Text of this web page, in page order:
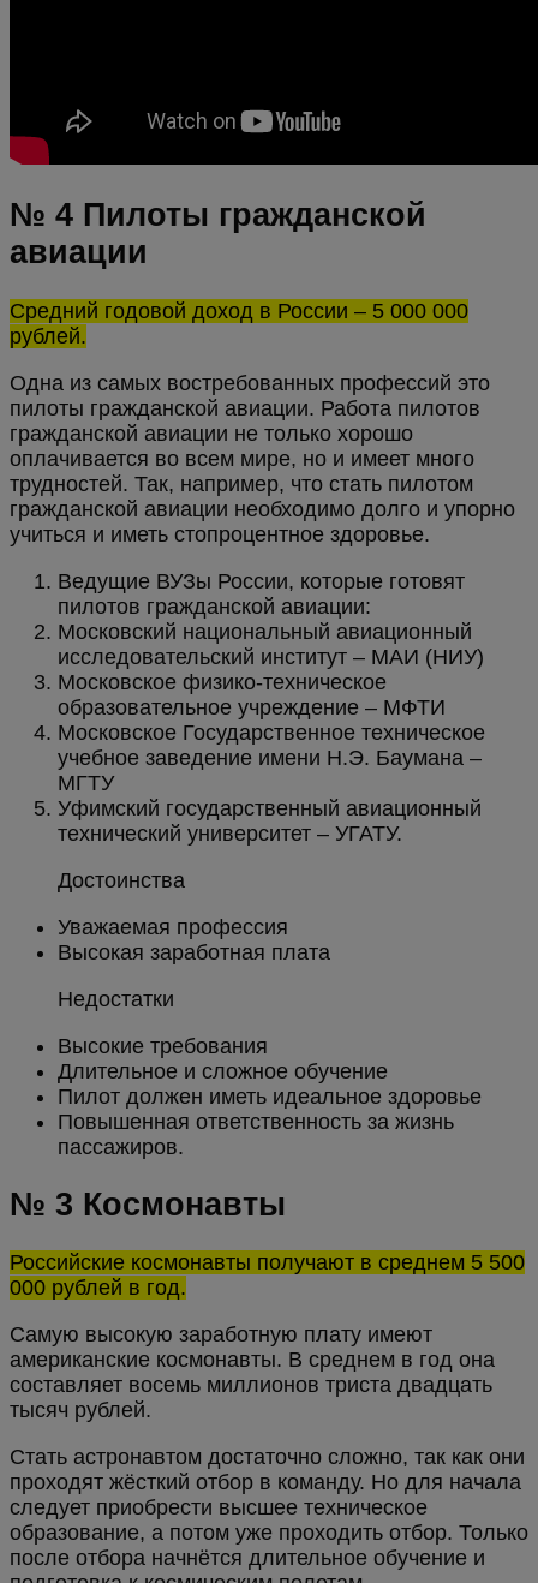
№ 4 Пилоты гражданской
авиации
Средний годовой доход в России – 5 000 000
рублей.
Одна из самых востребованных профессий это
пилоты гражданской авиации. Работа пилотов
гражданской авиации не только хорошо
оплачивается во всем мире, но и имеет много
трудностей. Так, например, что стать пилотом
гражданской авиации необходимо долго и упорно
учиться и иметь стопроцентное здоровье.
Ведущие ВУЗы России, которые готовят
пилотов гражданской авиации:
Московский национальный авиационный
исследовательский институт – МАИ (НИУ)
Московское физико-техническое
образовательное учреждение – МФТИ
Московское Государственное техническое
учебное заведение имени Н.Э. Баумана –
МГТУ
Уфимский государственный авиационный
технический университет – УГАТУ.
Достоинства
Уважаемая профессия
Высокая заработная плата
Недостатки
Высокие требования
Длительное и сложное обучение
Пилот должен иметь идеальное здоровье
Повышенная ответственность за жизнь
пассажиров.
№ 3 Космонавты
Российские космонавты получают в среднем 5 500
000 рублей в год.
Самую высокую заработную плату имеют
американские космонавты. В среднем в год она
составляет восемь миллионов триста двадцать
тысяч рублей.
Стать астронавтом достаточно сложно, так как они
проходят жёсткий отбор в команду. Но для начала
следует приобрести высшее техническое
образование, а потом уже проходить отбор. Только
после отбора начнётся длительное обучение и